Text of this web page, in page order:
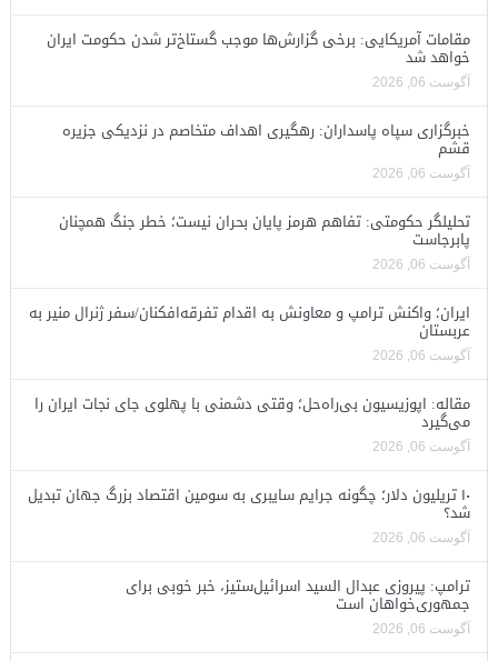
مقامات آمریکایی: برخی گزارش‌ها موجب گستاخ‌تر شدن حکومت ایران
خواهد شد
آگوست 06, 2026
خبرگزاری سپاه پاسداران: رهگیری اهداف متخاصم در نزدیکی جزیره
قشم
آگوست 06, 2026
تحلیلگر حکومتی: تفاهم هرمز پایان بحران نیست؛ خطر جنگ همچنان
پابرجاست
آگوست 06, 2026
ایران؛ واکنش ترامپ و معاونش به اقدام تفرقه‌افکنان/سفر ژنرال منیر به
عربستان
آگوست 06, 2026
مقاله: اپوزیسیون بی‌راه‌حل؛ وقتی دشمنی با پهلوی جای نجات ایران را
می‌گیرد
آگوست 06, 2026
۱۰ تریلیون دلار؛ چگونه جرایم سایبری به سومین اقتصاد بزرگ جهان تبدیل
شد؟
آگوست 06, 2026
ترامپ: پیروزی عبدال السید اسرائیل‌ستیز، خبر خوبی برای
جمهوری‌خواهان است
آگوست 06, 2026